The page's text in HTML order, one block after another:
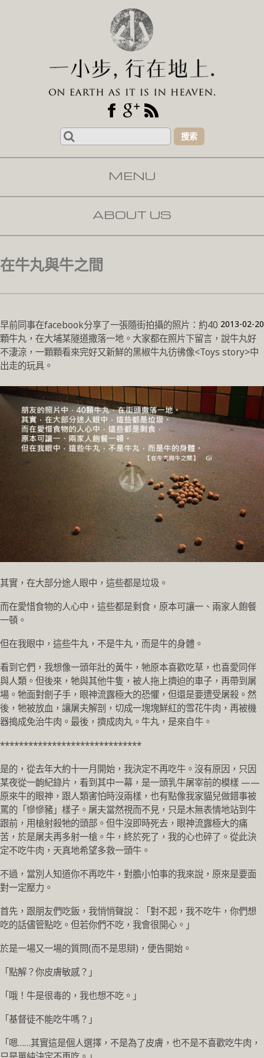
Search
for:
MENU
SKIP TO CONTENT
ABOUT US
在牛丸與牛之間
2013-02-20
早前同事在facebook分享了一張隨街拍攝的照片：約40
顆牛丸，在大埔某隧道撒落一地。大家都在照片下留言，說牛丸好
不淒涼，一顆顆看來完好又新鮮的黑椒牛丸彷彿像<Toys story>中
出走的玩具。
其實，在大部分途人眼中，這些都是垃圾。
而在愛惜食物的人心中，這些都是剩食，原本可讓一、兩家人飽餐
一頓。
但在我眼中，這些牛丸，不是牛丸，而是牛的身體。
看到它們，我想像一頭年壯的黃牛，牠原本喜歡吃草，也喜愛同伴
與人類。但後來，牠與其他牛隻，被人拖上擠迫的車子，再帶到屠
場。牠面對劊子手，眼神流露極大的恐懼，但還是要遭受屠殺。然
後，牠被放血，讓屠夫解剖，切成一塊塊鮮紅的雪花牛肉，再被機
器搗成免治牛肉。最後，擠成肉丸。牛丸，是來自牛。
******************************
是的，從去年大約十一月開始，我決定不再吃牛。沒有原因，只因
某夜從一齣紀錄片，看到其中一幕，是一頭乳牛屠宰前的模樣 ——
原來牛的眼神，跟人類害怕時沒兩樣，也有點像我家貓兒做錯事被
罵的「慘慘豬」樣子。屠夫當然視而不見，只是木無表情地站到牛
跟前，用槍射殺牠的頭部。但牛沒即時死去，眼神流露極大的痛
苦，於是屠夫再多射一槍。牛，終於死了，我的心也碎了。從此決
定不吃牛肉，天真地希望多救一頭牛。
不過，當別人知道你不再吃牛，對膽小怕事的我來說，原來是要面
對一定壓力。
首先，跟朋友們吃飯，我悄悄聲說：「對不起，我不吃牛，你們想
吃的話儘管點吃。但若你們不吃，我會很開心。」
於是一場又一場的質問(而不是思辯)，便告開始。
「點解？你皮膚敏感？」
「哦！牛是很毒的，我也想不吃。」
「基督徒不能吃牛嗎？」
「嗯……其實這是個人選擇，不是為了皮膚，也不是不喜歡吃牛肉，